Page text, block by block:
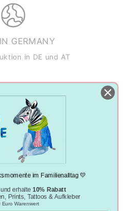
GERMANY
in DE und AT
PRODUKTION
und vegan
im Familienalltag 💛
erhalte10% Rabatt
Prints, Tattoos & Aufkleber
Euro Warenwert